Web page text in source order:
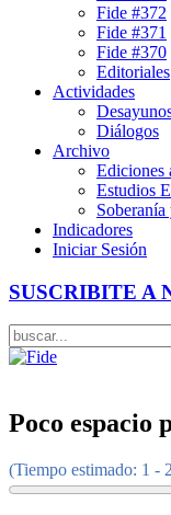
Fide #372
Fide #371
Fide #370
Editoriales
Actividades
Diálogos
Archivo
Ediciones
Estudios
Indicadores
Iniciar Sesión
SUSCRIBITE A
Poco espacio
(Tiempo estimado: 1 -